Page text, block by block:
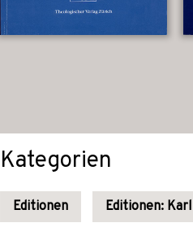
Kategorien
Editionen Editionen: